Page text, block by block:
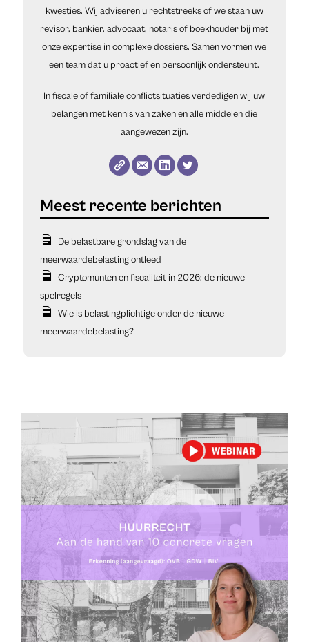
kwesties. Wij adviseren u rechtstreeks of we staan uw
revisor, bankier, advocaat, notaris of boekhouder bij met
onze expertise in complexe dossiers. Samen vormen we
een team dat u proactief en persoonlijk ondersteunt.
In fiscale of familiale conflictsituaties verdedigen wij uw
belangen met kennis van zaken en alle middelen die
aangewezen zijn.
De belastbare grondslag van de
meerwaardebelasting ontleed
Cryptomunten en fiscaliteit in 2026: de nieuwe
spelregels
Wie is belastingplichtige onder de nieuwe
meerwaardebelasting?